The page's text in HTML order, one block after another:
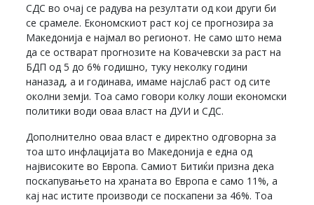
СДС во очај се радува на резултати од кои други би
се срамеле. Економскиот раст кој се прогнозира за
Македонија е најмал во регионот. Не само што нема
да се остварат прогнозите на Ковачевски за раст на
БДП од 5 до 6% годишно, туку неколку години
наназад, а и годинава, имаме најслаб раст од сите
околни земји. Тоа само говори колку лоши економски
политики води оваа власт на ДУИ и СДС.
Дополнително оваа власт е директно одговорна за
тоа што инфлацијата во Македонија е една од
највисоките во Европа. Самиот Битиќи призна дека
поскапувањето на храната во Европа е само 11%, а
кај нас истите производи се поскапени за 46%. Тоа